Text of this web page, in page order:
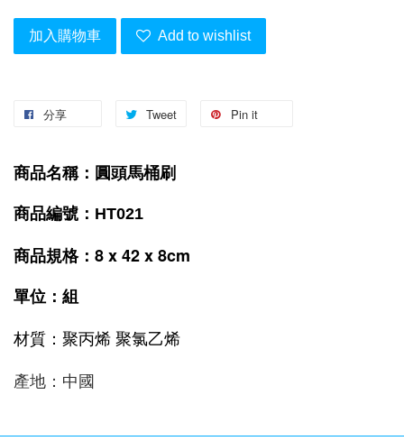
加入購物車 Add to wishlist
分享 Tweet Pin it
商品名稱：圓頭馬桶刷
商品編號：HT021
商品規格： 8 x 42 x 8cm
單位：組
材質： 聚丙烯 聚氯乙烯
產地：中國